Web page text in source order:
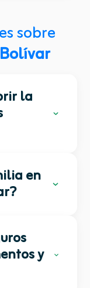
sobre
la
inicia
del
en
a tu
misma
a
y